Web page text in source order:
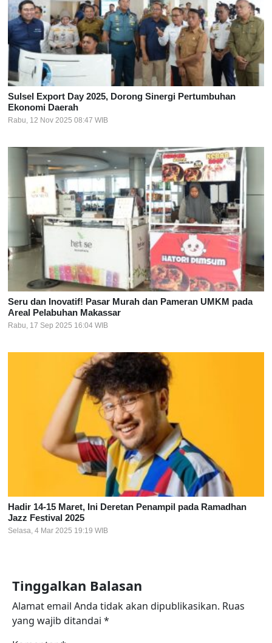
Sulsel Export Day 2025, Dorong Sinergi Pertumbuhan
Ekonomi Daerah
Rabu, 12 Nov 2025 08:47 WIB
Seru dan Inovatif! Pasar Murah dan Pameran UMKM pada
Areal Pelabuhan Makassar
Rabu, 17 Sep 2025 16:04 WIB
Hadir 14-15 Maret, Ini Deretan Penampil pada Ramadhan
Jazz Festival 2025
Selasa, 4 Mar 2025 19:19 WIB
Tinggalkan Balasan
Alamat email Anda tidak akan dipublikasikan. Ruas
yang wajib ditandai *